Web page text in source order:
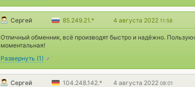
Сергей 85.249.21.* 4 августа 2022 11:58
Отличный обменник, всё производят быстро и надёжно.
моментальная!
Развернуть (1)
Сергей 104.248.142.* 4 августа 2022 08:01